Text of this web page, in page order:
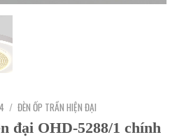
/ ĐÈN ỐP TRẦN HIỆN ĐẠI
đại OHD-5288/1 chính